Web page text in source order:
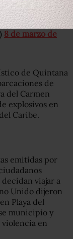
precaución.
8 de marzo de
de Quintana
de
del Carmen
explosivos en
Caribe.
emitidas por
viajar a
Unido dijeron
Playa del
municipio y
en